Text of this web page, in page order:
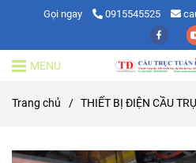
Gọi ngay 0915545525
MENU
Trang chủ / THIẾT BỊ ĐIỆN CẦU